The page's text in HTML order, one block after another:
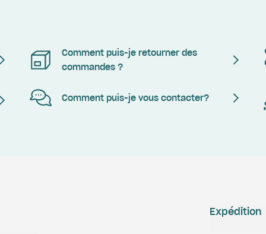
Comment puis-je retourner des
commandes ?
Comment puis-je vous contacter?
Expédition